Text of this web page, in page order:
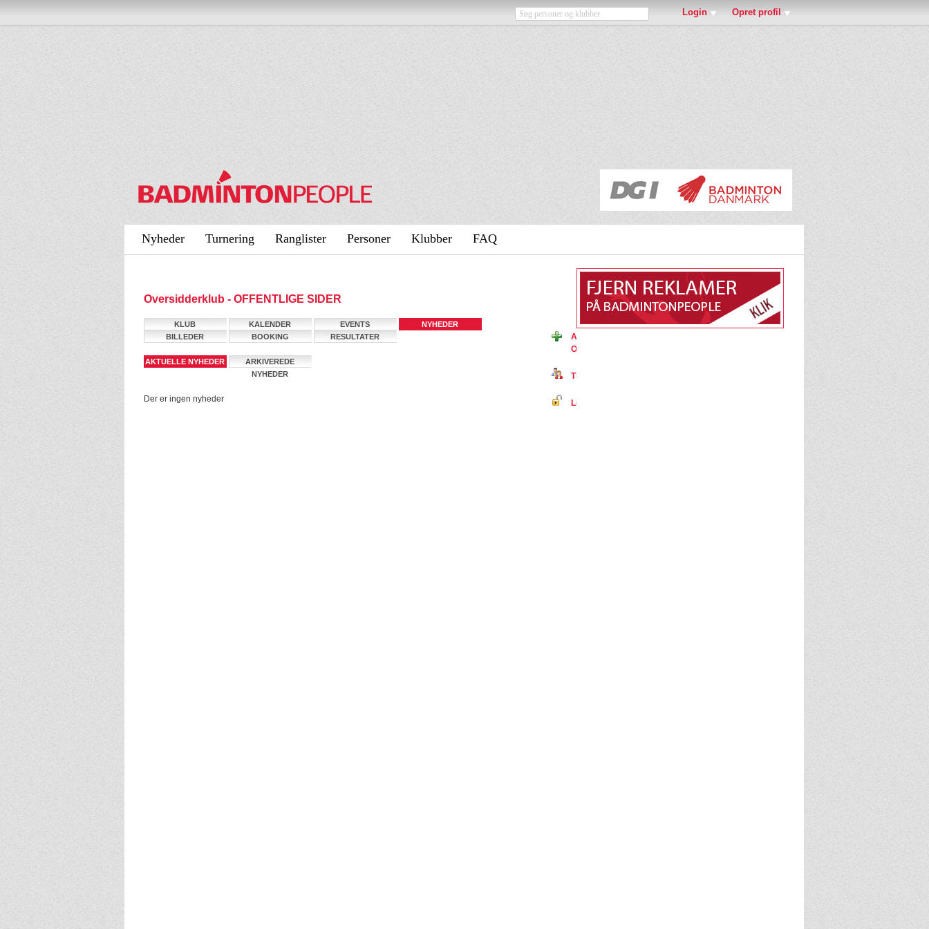
Login Opret profil
Nyheder Turnering Ranglister Personer Klubber FAQ
Oversidderklub - OFFENTLIGE SIDER
KLUB KALENDER EVENTS
NYHEDER
BILLEDER
BOOKING RESULTATER
AKTUELLE NYHEDER
ARKIVEREDE
NYHEDER
Der er ingen nyheder
Ansøg om medlemsskab af
Oversidderklub på BadmintonPeople
Tilmeld dig BadmintonPeople
Log ind på BadmintonPeople